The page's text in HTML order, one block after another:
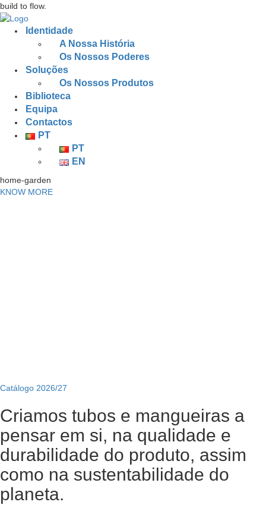
build to flow.
Identidade
A Nossa História
Os Nossos Poderes
Soluções
Os Nossos Produtos
Biblioteca
Equipa
Contactos
PT
PT
EN
home-garden
KNOW MORE
Catálogo 2026/27
Criamos tubos e mangueiras a
pensar em si, na qualidade e
durabilidade do produto, assim
como na sustentabilidade do
planeta.